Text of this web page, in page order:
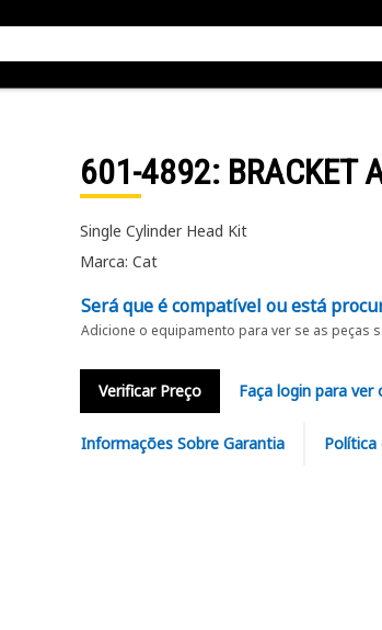
601-4892: BRACKET
Single Cylinder Head Kit
Marca: Cat
Será que é compatível ou está
Adicione o equipamento para ver se as peças
Verificar Preço Faça login para
Informações Sobre Garantia Política